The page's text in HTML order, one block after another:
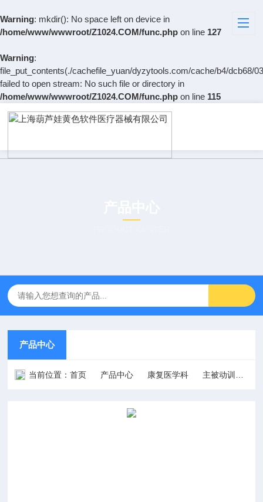
Warning: mkdir(): No space left on device in
/home/www/wwwroot/Z1024.COM/func.php on line 127
Warning:
file_put_contents(./cachefile_yuan/dyzytools.com/cache/b4/dcb68/
failed to open stream: No such file or directory in
/home/www/wwwroot/Z1024.COM/func.php on line 115
产品中心
当前位置：首页 产品中心 康复医学科 主被动训练/肢体康复训练